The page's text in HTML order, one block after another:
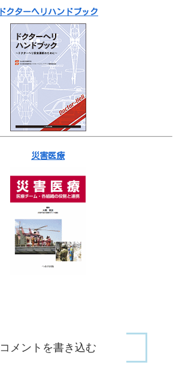
ドクターヘリハンドブック
災害医療
コメントを書き込む